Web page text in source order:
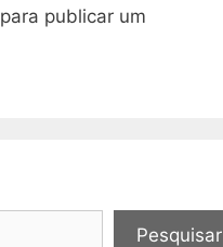
para publicar um
Pesquisar